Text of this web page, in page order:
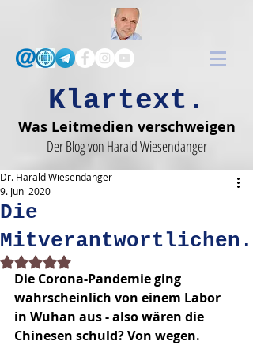
Klartext.
Was Leitmedien verschweigen
Der Blog von Harald Wiesendanger
Die
Mitverantwortlichen.
Dr. Harald Wiesendanger
9. Juni 2020
Mit NaN von 5 Sternen bewertet.
Die Corona-Pandemie ging
wahrscheinlich von einem Labor
in Wuhan aus - also wären die
Chinesen schuld? Von wegen.